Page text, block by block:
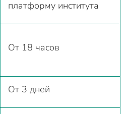
платформу института
От 18 часов
От 3 дней